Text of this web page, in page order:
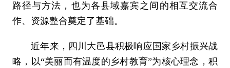
路径与方法，也为各县域嘉宾之间的相互交流合
作、资源整合奠定了基础。
近年来，四川大邑县积极响应国家乡村振兴战
略，以“美丽而有温度的乡村教育”为核心理念，积